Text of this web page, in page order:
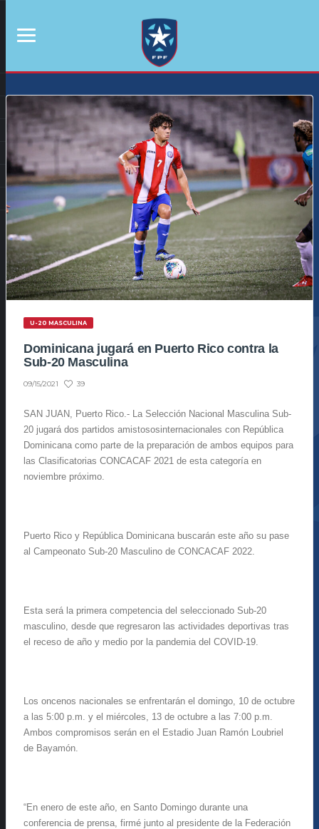
U-20 MASCULINA
Dominicana jugará en Puerto Rico contra la
Sub-20 Masculina
09/15/2021 39
SAN JUAN, Puerto Rico.- La Selección Nacional Masculina Sub-
20 jugará dos partidos amistososinternacionales con República
Dominicana como parte de la preparación de ambos equipos para
las Clasificatorias CONCACAF 2021 de esta categoría en
noviembre próximo.
Puerto Rico y República Dominicana buscarán este año su pase
al Campeonato Sub-20 Masculino de CONCACAF 2022.
Esta será la primera competencia del seleccionado Sub-20
masculino, desde que regresaron las actividades deportivas tras
el receso de año y medio por la pandemia del COVID-19.
Los oncenos nacionales se enfrentarán el domingo, 10 de octubre
a las 5:00 p.m. y el miércoles, 13 de octubre a las 7:00 p.m.
Ambos compromisos serán en el Estadio Juan Ramón Loubriel
de Bayamón.
“En enero de este año en Santo Domingo durante una
conferencia de prensa firmé junto al presidente de la Federación